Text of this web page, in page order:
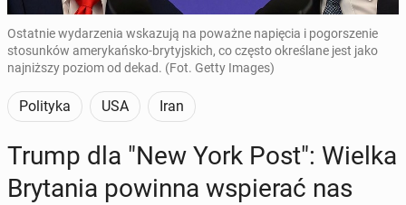
Ostatnie wydarzenia wskazują na poważne napięcia i pogorszenie
stosunków amerykańsko-brytyjskich, co często określane jest jako
najniższy poziom od dekad. (Fot. Getty Images)
Polityka USA Iran
Trump dla "New York Post": Wielka
Bry­ta­nia powinna wspie­rać nas